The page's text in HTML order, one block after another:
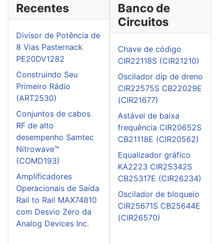
Recentes
Divisor de Potência de
8 Vias Pasternack
PE20DV1282
Construindo Seu
Primeiro Rádio
(ART2530)
Conjuntos de cabos
RF de alto
desempenho Samtec
Nitrowave™
(COMD193)
Amplificadores
Operacionais de Saída
Rail to Rail MAX74810
com Desvio Zero da
Analog Devices Inc.
Banco de
Circuitos
Chave de código
CIR22118S (CIR21210)
Oscilador dip de dreno
CIR22575S CB22029E
(CIR21677)
Astável de baixa
frequência CIR20652S
CB21118E (CIR20562)
Equalizador gráfico
KA2223 CIR25342S
CB25317E (CIR26234)
Oscilador de bloqueio
CIR25671S CB25644E
(CIR26570)